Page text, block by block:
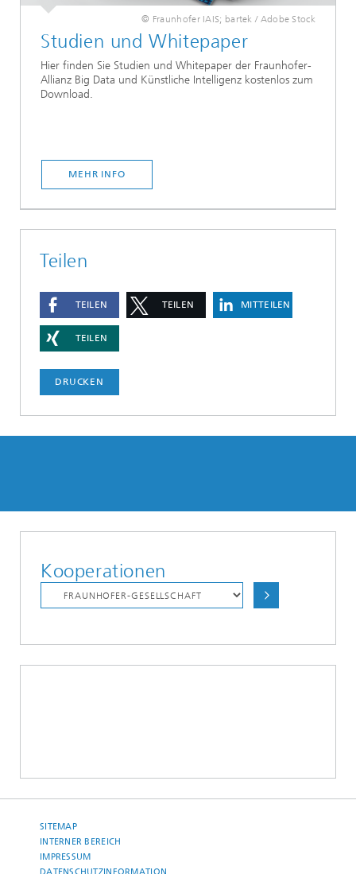
© Fraunhofer IAIS; bartek / Adobe Stock
Studien und Whitepaper
Hier finden Sie Studien und Whitepaper der Fraunhofer-
Allianz Big Data und Künstliche Intelligenz kostenlos zum
Download.
MEHR INFO
Teilen
TEILEN TEILEN MITTEILEN
TEILEN
DRUCKEN
Kooperationen
SITEMAP
INTERNER BEREICH
IMPRESSUM